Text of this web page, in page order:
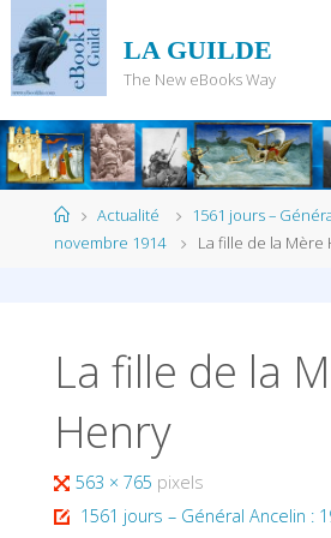
content
LA GUILDE
The New eBooks Way
HomeActualité
1561 jours –
novembre 1914
La fille de la Mère
La fille de la
Henry
Full
size
563 × 765 pixels
1561 jours – Général Ancelin :